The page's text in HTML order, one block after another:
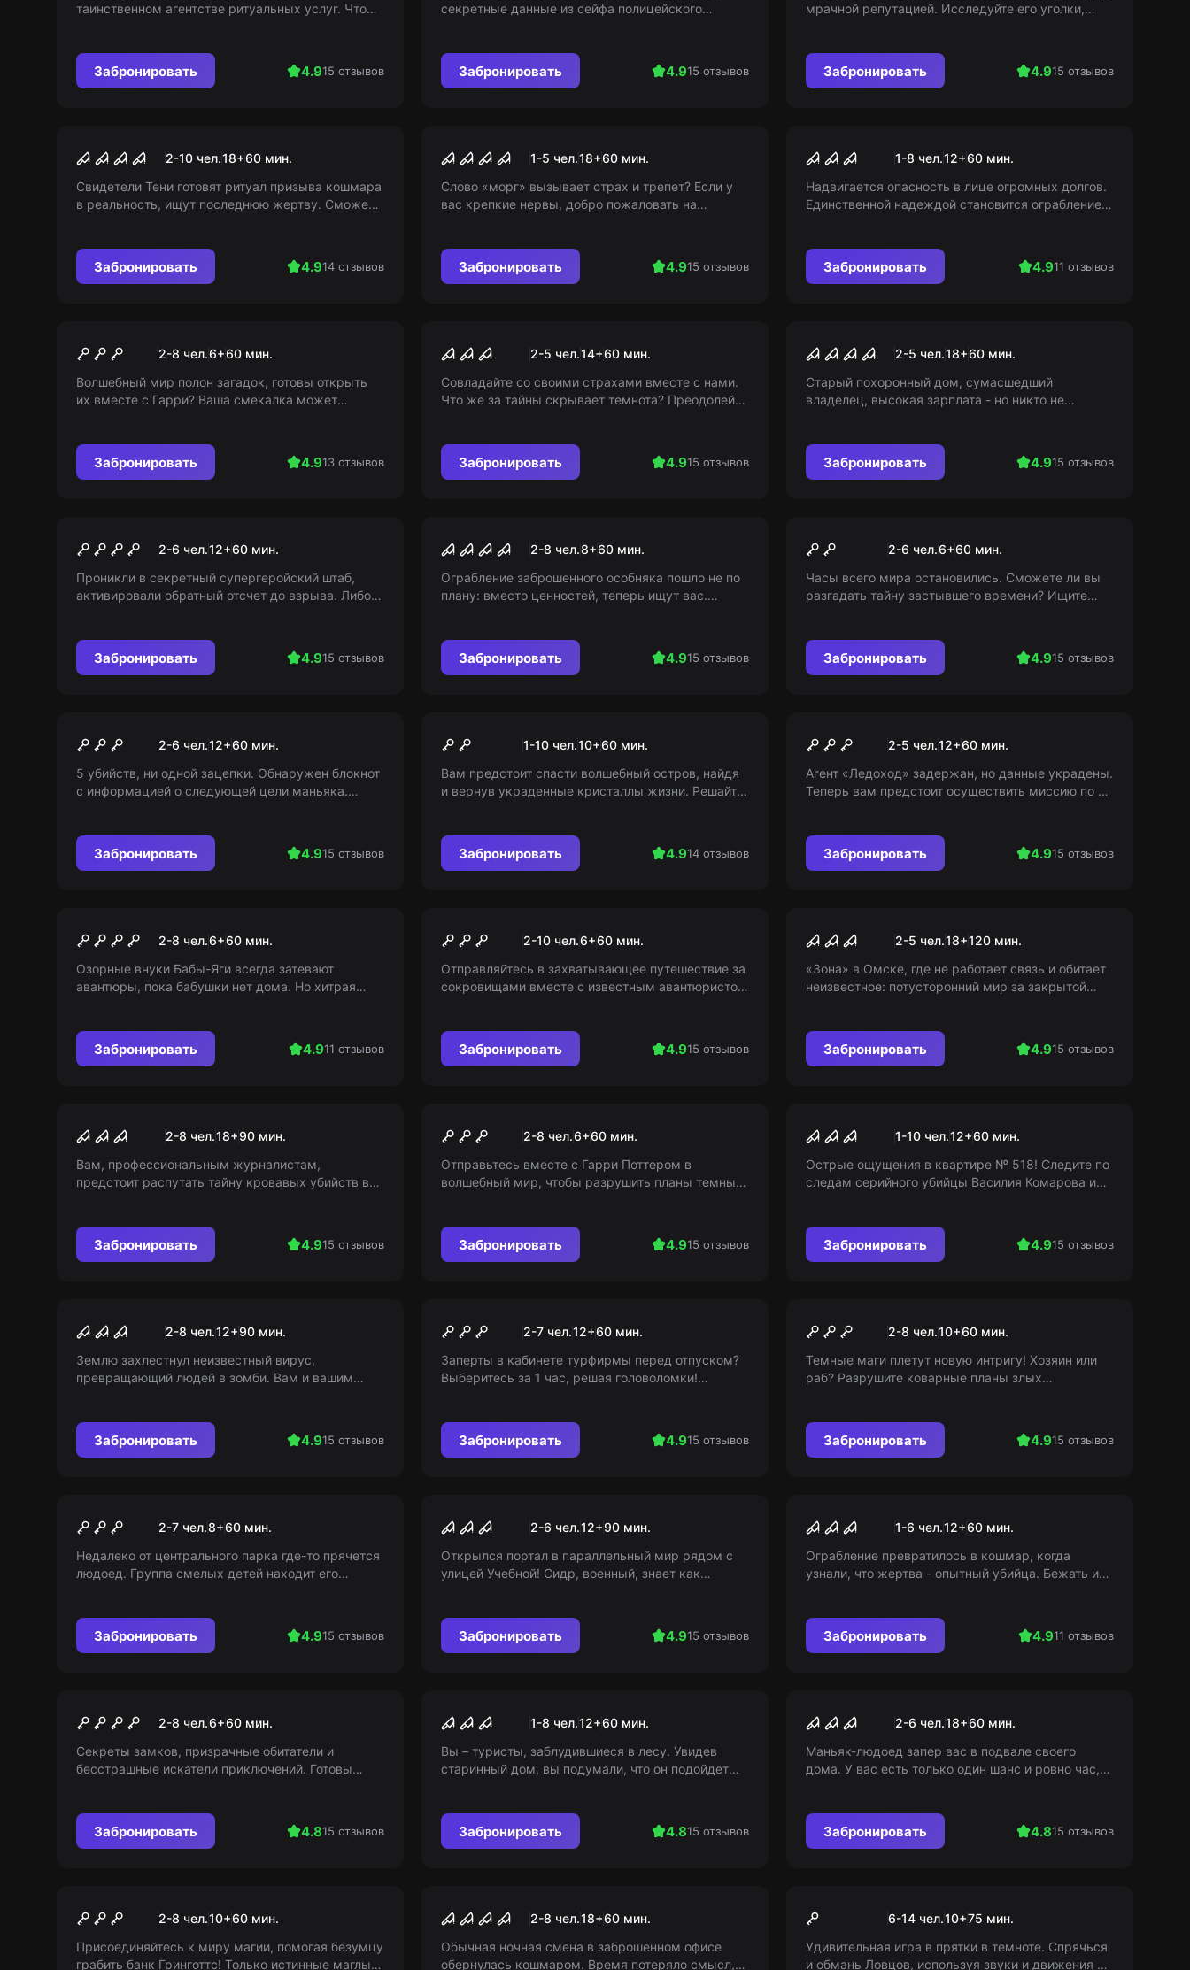
таинственном агентстве ритуальных услуг. Что
Забронировать 4.915 отзывов
секретные данные из сейфа полицейского
Забронировать 4.915 отзывов
мрачной репутацией. Исследуйте его уголки,
Забронировать 4.915 отзывов
Секта 2-10 чел.18+60 мин.
Свидетели Тени готовят ритуал призыва кошмара
в реальность, ищут последнюю жертву. Сможет
Забронировать 4.914 отзывов
Морг 1-5 чел.18+60 мин.
Слово «морг» вызывает страх и трепет? Если у
вас крепкие нервы, добро пожаловать на
Забронировать 4.915 отзывов
Дом сатанистов
1-8 чел.12+60 мин.
Надвигается опасность в лице огромных долгов.
Единственной надеждой становится ограбление
Забронировать 4.911 отзывов
Новое приключение Гарри
2-8 чел.6+60 мин.
Волшебный мир полон загадок, готовы открыть
их вместе с Гарри? Ваша смекалка может
Забронировать 4.913 отзывов
Во власти страха
2-5 чел.14+60 мин.
Совладайте со своими страхами вместе с нами.
Что же за тайны скрывает темнота? Преодолейте
Забронировать 4.915 отзывов
Пять ночей с Фредди
2-5 чел.18+60 мин.
Старый похоронный дом, сумасшедший
владелец, высокая зарплата - но никто не
Забронировать 4.915 отзывов
Супергеройский квест
2-6 чел.12+60 мин.
Проникли в секретный супергеройский штаб,
активировали обратный отсчет до взрыва. Либо
Забронировать 4.915 отзывов
Рокировка
2-8 чел.8+60 мин.
Ограбление заброшенного особняка пошло не по
плану: вместо ценностей, теперь ищут вас.
Забронировать 4.915 отзывов
Тайна застывшего времени
2-6 чел.6+60 мин.
Часы всего мира остановились. Сможете ли вы
разгадать тайну застывшего времени? Ищите
Забронировать 4.915 отзывов
Западня2-6 чел.12+60 мин.
5 убийств, ни одной зацепки. Обнаружен блокнот
с информацией о следующей цели маньяка.
Забронировать 4.915 отзывов
Остров невезения: тайна
пяти кристаллов
1-10 чел.10+60 мин.
Вам предстоит спасти волшебный остров, найдя
и вернув украденные кристаллы жизни. Решайте
Забронировать 4.914 отзывов
Полицейский участок
2-5 чел.12+60 мин.
Агент «Ледоход» задержан, но данные украдены.
Теперь вам предстоит осуществить миссию по их
Забронировать 4.915 отзывов
Проделки Бабы-яги
2-8 чел.6+60 мин.
Озорные внуки Бабы-Яги всегда затевают
авантюры, пока бабушки нет дома. Но хитрая
Справится ли внуки с ее заданиями?..
Забронировать 4.911 отзывов
Сокровища древних
монахов
2-10 чел.6+60 мин.
Отправляйтесь в захватывающее путешествие за
сокровищами вместе с известным авантюристом
Забронировать 4.915 отзывов
Тварь 2-5 чел.18+120 мин.
«Зона» в Омске, где не работает связь и обитает
неизвестное: потусторонний мир за закрытой
Забронировать 4.915 отзывов
Крик 2-8 чел.18+90 мин.
Вам, профессиональным журналистам,
предстоит распутать тайну кровавых убийств в
Забронировать 4.915 отзывов
Гарри и заговор темных
магов
2-8 чел.6+60 мин.
Отправьтесь вместе с Гарри Поттером в
волшебный мир, чтобы разрушить планы темных
Забронировать 4.915 отзывов
Квартира 518
1-10 чел.12+60 мин.
Острые ощущения в квартире № 518! Следите по
следам серийного убийцы Василия Комарова и
Забронировать 4.915 отзывов
Ходячие мертвецы
2-8 чел.12+90 мин.
Землю захлестнул неизвестный вирус,
превращающий людей в зомби. Вам и вашим
апокалипсисе. 18+
Забронировать 4.915 отзывов
Горящий тур
2-7 чел.12+60 мин.
Заперты в кабинете турфирмы перед отпуском?
Выберитесь за 1 час, решая головоломки!
Забронировать 4.915 отзывов
Заговор темных магов
2-8 чел.10+60 мин.
Темные маги плетут новую интригу! Хозяин или
раб? Разрушите коварные планы злых
Забронировать 4.915 отзывов
Логово людоеда
2-7 чел.8+60 мин.
Недалеко от центрального парка где-то прячется
людоед. Группа смелых детей находит его
Забронировать 4.915 отзывов
Демогоргон
2-6 чел.12+90 мин.
Открылся портал в параллельный мир рядом с
улицей Учебной! Сидр, военный, знает как
Забронировать 4.915 отзывов
Дыши тише
1-6 чел.12+60 мин.
Ограбление превратилось в кошмар, когда
узнали, что жертва - опытный убийца. Бежать или
Забронировать 4.911 отзывов
Призраки старого замка
2-8 чел.6+60 мин.
Секреты замков, призрачные обитатели и
бесстрашные искатели приключений. Готовы
Забронировать 4.815 отзывов
Похищение
1-8 чел.12+60 мин.
Вы – туристы, заблудившиеся в лесу. Увидев
старинный дом, вы подумали, что он подойдет
угрозы мешают этому. Всего лишь один вопрос
витает в воздухе - кто же владелец этого дома?
Забронировать 4.815 отзывов
Каннибал2-6 чел.18+60 мин.
Маньяк-людоед запер вас в подвале своего
дома. У вас есть только один шанс и ровно час,
Забронировать 4.815 отзывов
Дело "Гринготтс"
2-8 чел.10+60 мин.
Присоединяйтесь к миру магии, помогая безумцу
грабить банк Гринготтс! Только истинные маглы
Петля безумия
2-8 чел.18+60 мин.
Обычная ночная смена в заброшенном офисе
обернулась кошмаром. Время потеряло смысл,
Прятки 6-14 чел.10+75 мин.
Удивительная игра в прятки в темноте. Спрячься
и обмань Ловцов, используя звуки и движения в